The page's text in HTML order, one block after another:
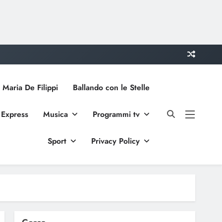
De Filippi Ballando con le Stelle
Musica Programmi tv
Sport Privacy Policy